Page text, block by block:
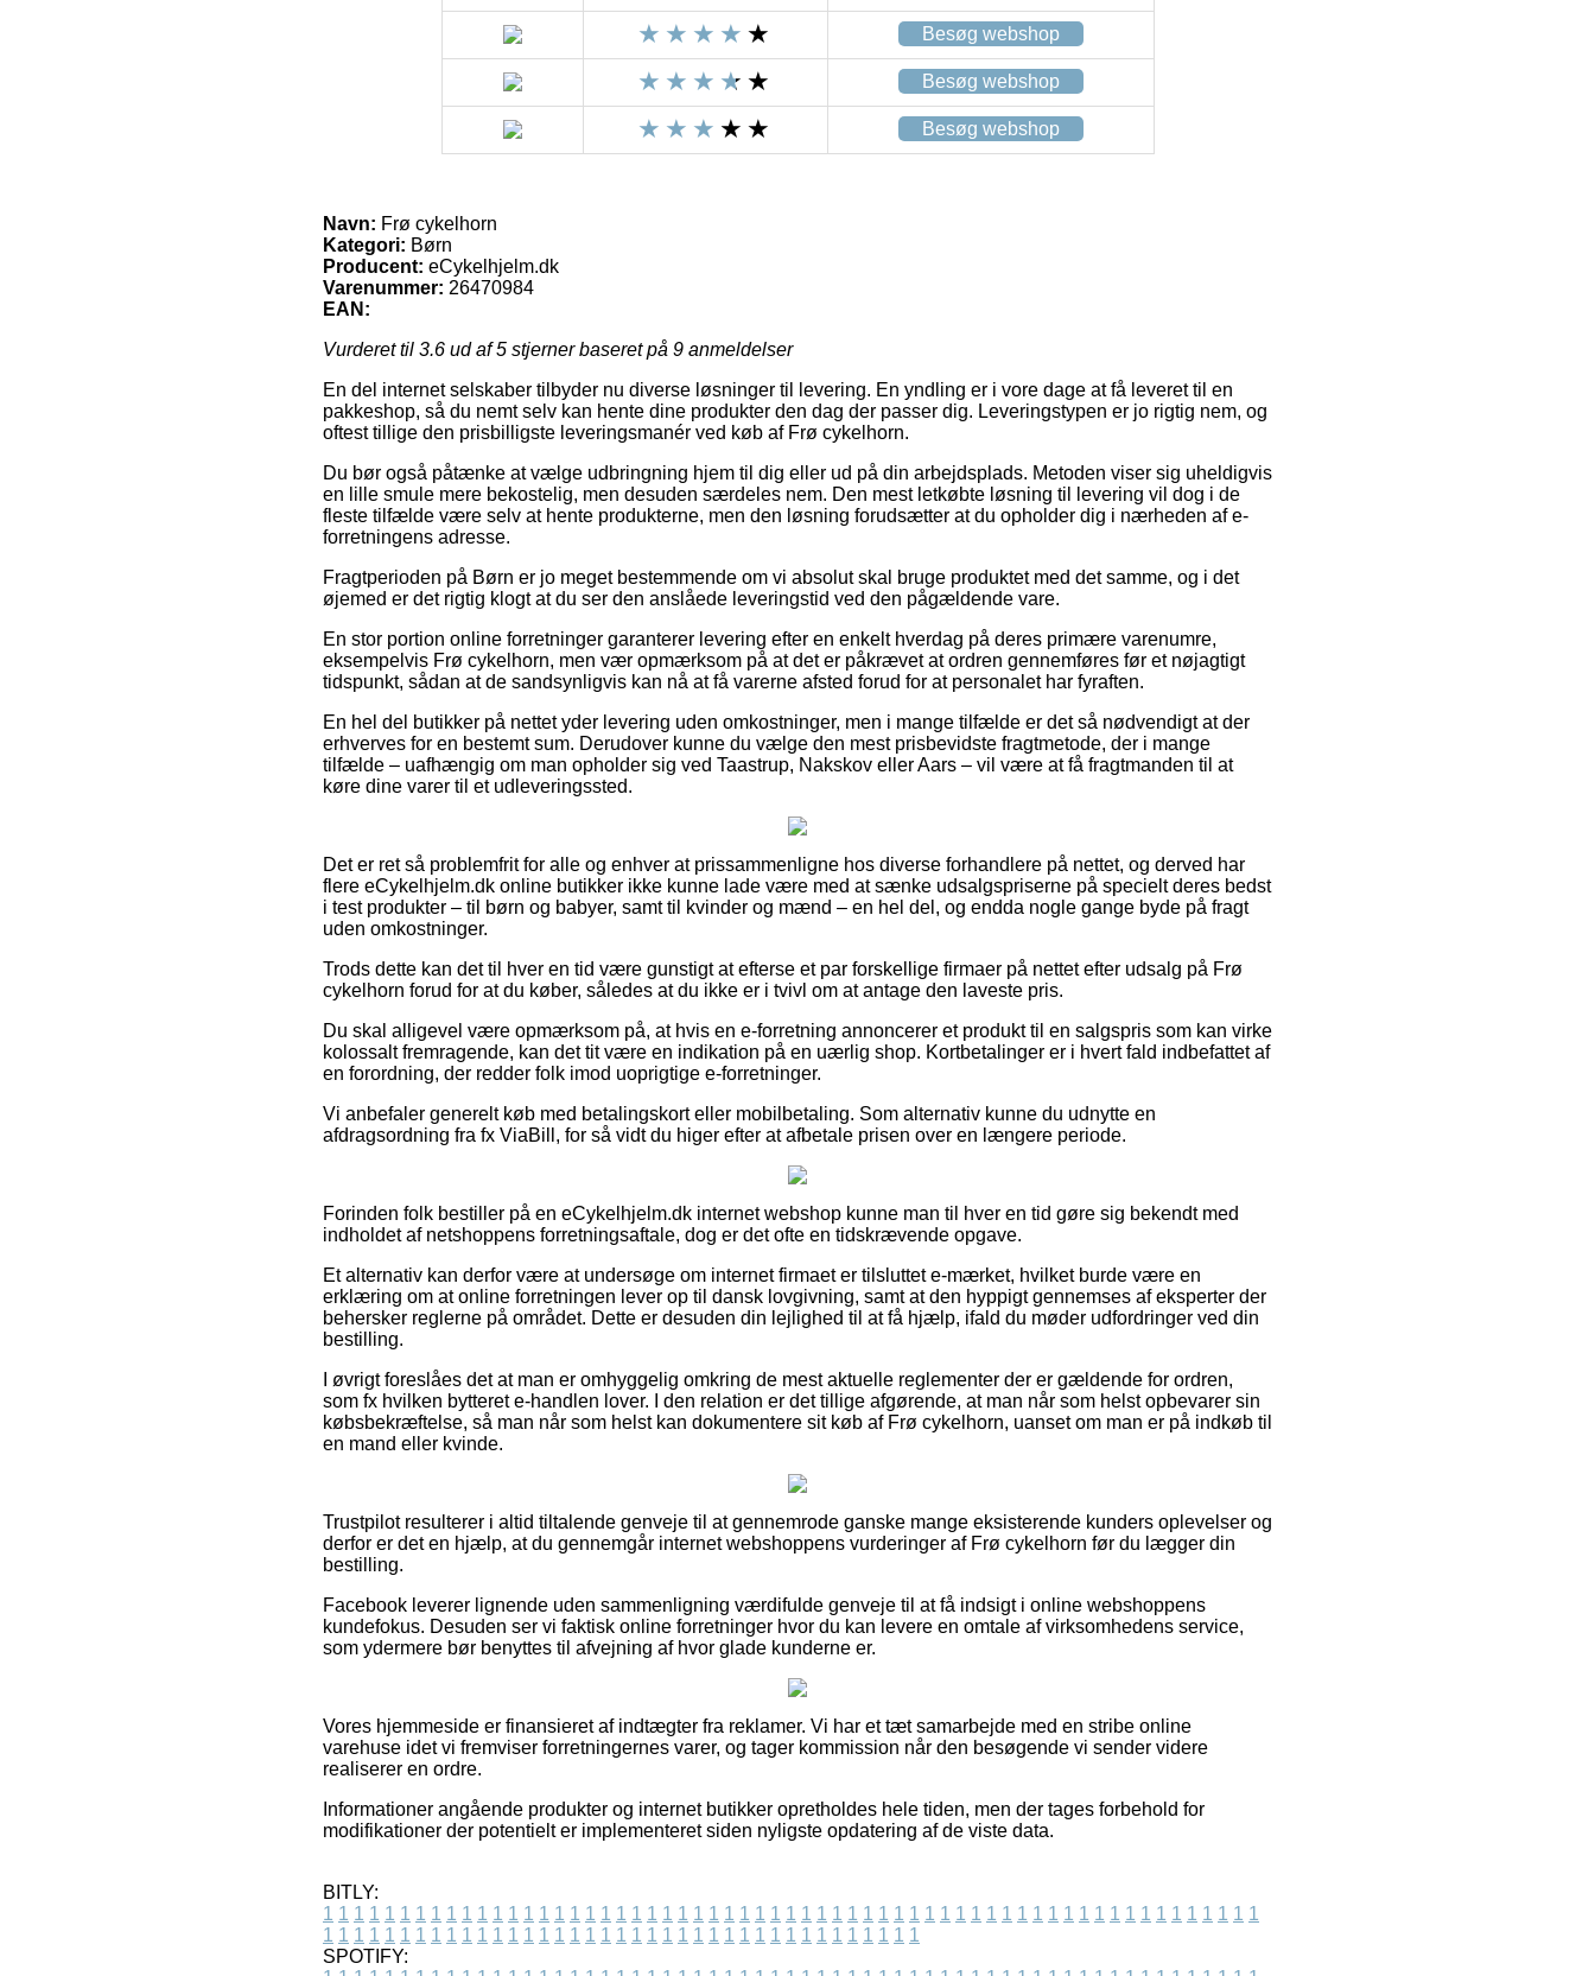
Besøg webshop
Besøg webshop
Besøg webshop
Navn: Frø cykelhorn
Kategori: Børn
Producent: eCykelhjelm.dk
Varenummer: 26470984
EAN:
Vurderet til 3.6 ud af 5 stjerner baseret på 9 anmeldelser
En del internet selskaber tilbyder nu diverse løsninger til levering. En yndling er i vore dage at få leveret til en
pakkeshop, så du nemt selv kan hente dine produkter den dag der passer dig. Leveringstypen er jo rigtig nem, og
oftest tillige den prisbilligste leveringsmanér ved køb af Frø cykelhorn.
Du bør også påtænke at vælge udbringning hjem til dig eller ud på din arbejdsplads. Metoden viser sig uheldigvis
en lille smule mere bekostelig, men desuden særdeles nem. Den mest letkøbte løsning til levering vil dog i de
fleste tilfælde være selv at hente produkterne, men den løsning forudsætter at du opholder dig i nærheden af e-
forretningens adresse.
Fragtperioden på Børn er jo meget bestemmende om vi absolut skal bruge produktet med det samme, og i det
øjemed er det rigtig klogt at du ser den anslåede leveringstid ved den pågældende vare.
En stor portion online forretninger garanterer levering efter en enkelt hverdag på deres primære varenumre,
eksempelvis Frø cykelhorn, men vær opmærksom på at det er påkrævet at ordren gennemføres før et nøjagtigt
tidspunkt, sådan at de sandsynligvis kan nå at få varerne afsted forud for at personalet har fyraften.
En hel del butikker på nettet yder levering uden omkostninger, men i mange tilfælde er det så nødvendigt at der
erhverves for en bestemt sum. Derudover kunne du vælge den mest prisbevidste fragtmetode, der i mange
tilfælde – uafhængig om man opholder sig ved Taastrup, Nakskov eller Aars – vil være at få fragtmanden til at
køre dine varer til et udleveringssted.
Det er ret så problemfrit for alle og enhver at prissammenligne hos diverse forhandlere på nettet, og derved har
flere eCykelhjelm.dk online butikker ikke kunne lade være med at sænke udsalgspriserne på specielt deres bedst
i test produkter – til børn og babyer, samt til kvinder og mænd – en hel del, og endda nogle gange byde på fragt
uden omkostninger.
Trods dette kan det til hver en tid være gunstigt at efterse et par forskellige firmaer på nettet efter udsalg på Frø
cykelhorn forud for at du køber, således at du ikke er i tvivl om at antage den laveste pris.
Du skal alligevel være opmærksom på, at hvis en e-forretning annoncerer et produkt til en salgspris som kan virke
kolossalt fremragende, kan det tit være en indikation på en uærlig shop. Kortbetalinger er i hvert fald indbefattet af
en forordning, der redder folk imod uoprigtige e-forretninger.
Vi anbefaler generelt køb med betalingskort eller mobilbetaling. Som alternativ kunne du udnytte en
afdragsordning fra fx ViaBill, for så vidt du higer efter at afbetale prisen over en længere periode.
Forinden folk bestiller på en eCykelhjelm.dk internet webshop kunne man til hver en tid gøre sig bekendt med
indholdet af netshoppens forretningsaftale, dog er det ofte en tidskrævende opgave.
Et alternativ kan derfor være at undersøge om internet firmaet er tilsluttet e-mærket, hvilket burde være en
erklæring om at online forretningen lever op til dansk lovgivning, samt at den hyppigt gennemses af eksperter der
behersker reglerne på området. Dette er desuden din lejlighed til at få hjælp, ifald du møder udfordringer ved din
bestilling.
I øvrigt foreslåes det at man er omhyggelig omkring de mest aktuelle reglementer der er gældende for ordren,
som fx hvilken bytteret e-handlen lover. I den relation er det tillige afgørende, at man når som helst opbevarer sin
købsbekræftelse, så man når som helst kan dokumentere sit køb af Frø cykelhorn, uanset om man er på indkøb til
en mand eller kvinde.
Trustpilot resulterer i altid tiltalende genveje til at gennemrode ganske mange eksisterende kunders oplevelser og
derfor er det en hjælp, at du gennemgår internet webshoppens vurderinger af Frø cykelhorn før du lægger din
bestilling.
Facebook leverer lignende uden sammenligning værdifulde genveje til at få indsigt i online webshoppens
kundefokus. Desuden ser vi faktisk online forretninger hvor du kan levere en omtale af virksomhedens service,
som ydermere bør benyttes til afvejning af hvor glade kunderne er.
Vores hjemmeside er finansieret af indtægter fra reklamer. Vi har et tæt samarbejde med en stribe online
varehuse idet vi fremviser forretningernes varer, og tager kommission når den besøgende vi sender videre
realiserer en ordre.
Informationer angående produkter og internet butikker opretholdes hele tiden, men der tages forbehold for
modifikationer der potentielt er implementeret siden nyligste opdatering af de viste data.
BITLY:
1 1 1 1 1 1 1 1 1 1 1 1 1 1 1 1 1 1 1 1 1 1 1 1 1 1 1 1 1 1 1 1 1 1 1 1 1 1 1 1 1 1 1 1 1 1 1 1 1 1 1 1 1 1 1 1 1 1 1 1 1
1 1 1 1 1 1 1 1 1 1 1 1 1 1 1 1 1 1 1 1 1 1 1 1 1 1 1 1 1 1 1 1 1 1 1 1 1 1 1
SPOTIFY: